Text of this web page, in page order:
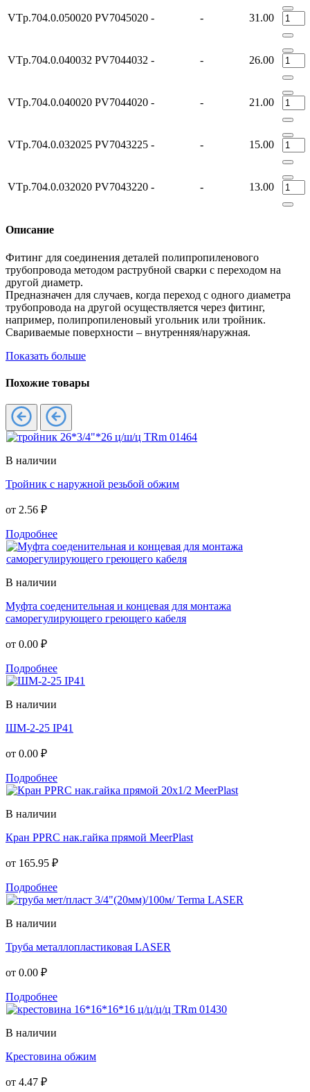
VTp.704.0.050020 PV7045020 - - 31.00
VTp.704.0.040032 PV7044032 - - 26.00
VTp.704.0.040020 PV7044020 - - 21.00
VTp.704.0.032025 PV7043225 - - 15.00
VTp.704.0.032020 PV7043220 - - 13.00
Описание
Фитинг для соединения деталей полипропиленового
трубопровода методом раструбной сварки с переходом на
другой диаметр.
Предназначен для случаев, когда переход с одного диаметра
трубопровода на другой осуществляется через фитинг,
например, полипропиленовый угольник или тройник.
Свариваемые поверхности – внутренняя/наружная.
Показать больше
Похожие товары
В наличии
Тройник с наружной резьбой обжим
от 2.56 ₽
Подробнее
В наличии
Муфта соеденительная и концевая для монтажа
саморегулирующего греющего кабеля
от 0.00 ₽
Подробнее
В наличии
ШМ-2-25 IP41
от 0.00 ₽
Подробнее
В наличии
Кран PPRC нак.гайка прямой MeerPlast
от 165.95 ₽
Подробнее
В наличии
Труба металлопластиковая LASER
от 0.00 ₽
Подробнее
В наличии
Крестовина обжим
от 4.47 ₽